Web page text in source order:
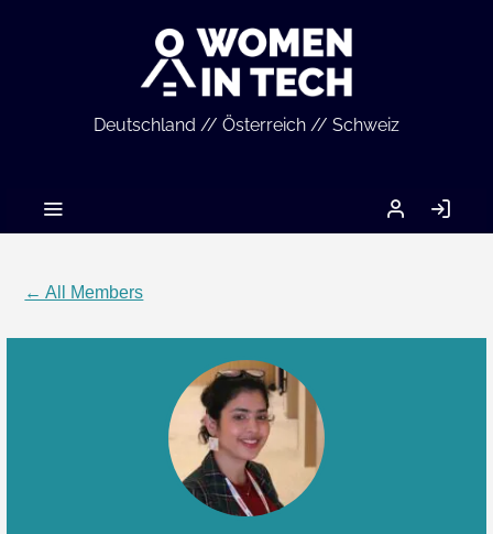
Deutschland // Österreich // Schweiz
MEIN
ACCOUNT
IN
← All Members